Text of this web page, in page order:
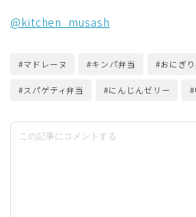
@kitchen_musash
#マドレーヌ #キンパ弁当 #おにぎ
#スパゲティ弁当 #にんじんゼリー